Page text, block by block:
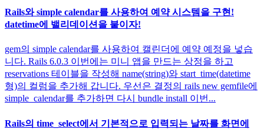
Rails와 simple calendar를 사용하여 예약 시스템을 구현!
datetime에 밸리데이션을 붙이자!
gem의 simple calendar를 사용하여 캘린더에 예약 예정을 넣습
니다. Rails 6.0.3 이번에는 미니 앱을 만드는 상정을 하고
reservations 테이블을 작성해 name(string)와 start_time(datetime
형)의 컬럼을 추가해 갑니다. 우선은 결정의 rails new gemfile에
simple_calendar를 추가하면 다시 bundle install 이번...
Rails의 time_select에서 기본적으로 입력되는 날짜를 화면에